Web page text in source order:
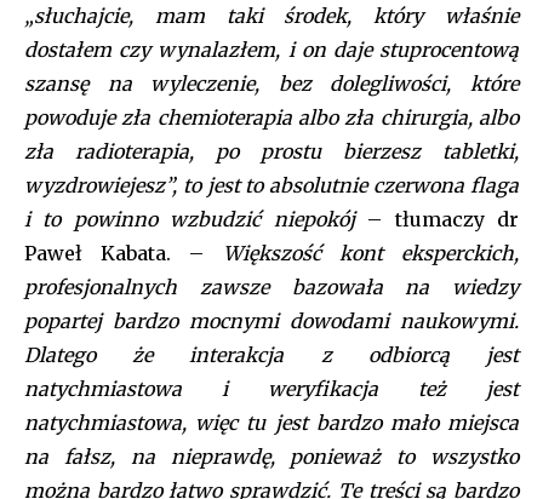
f_input_font_line_height=”1.2″ input_color=”var(–tt-primary-
color)” input_place_color=”var(–tt-gray-dark)”
input_border_color=”var(–tt-primary-color)”
input_border_color_f=”var(–tt-primary-color)”
input_bg=”#ffffff” input_bg_f=”#ffffff” f_pp_font_size=”13″
f_pp_font_line_height=”1.2″
btn_padd=”eyJhbGwiOiIyMiIsInBvcnRyYWl0IjoiMTQifQ==”]
[td_block_social_counter style=”style7 td-social-boxed”
manual_count_instagram=”32111″ instagram=”#” twitch=”#”
manual_count_twitch=”11243″ tiktok=”#”
manual_count_tiktok=”32214″ f_network_font_family=”tt-
primary-font_global” f_counters_font_family=”tt-primary-
font_global”
„słuchajcie, mam taki środek, który właśnie
dostałem czy wynalazłem, i on daje stuprocentową
szansę na wyleczenie, bez dolegliwości, które
powoduje zła chemioterapia albo zła chirurgia, albo
zła radioterapia, po prostu bierzesz tabletki,
wyzdrowiejesz”, to jest to absolutnie czerwona flaga
i to powinno wzbudzić niepokój– tłumaczy dr
Paweł Kabata. –
Większość kont eksperckich,
profesjonalnych zawsze bazowała na wiedzy
popartej bardzo mocnymi dowodami naukowymi.
Dlatego że interakcja z odbiorcą jest
natychmiastowa i weryfikacja też jest
natychmiastowa, więc tu jest bardzo mało miejsca
na fałsz, na nieprawdę, ponieważ to wszystko
można bardzo łatwo sprawdzić. Te treści są bardzo